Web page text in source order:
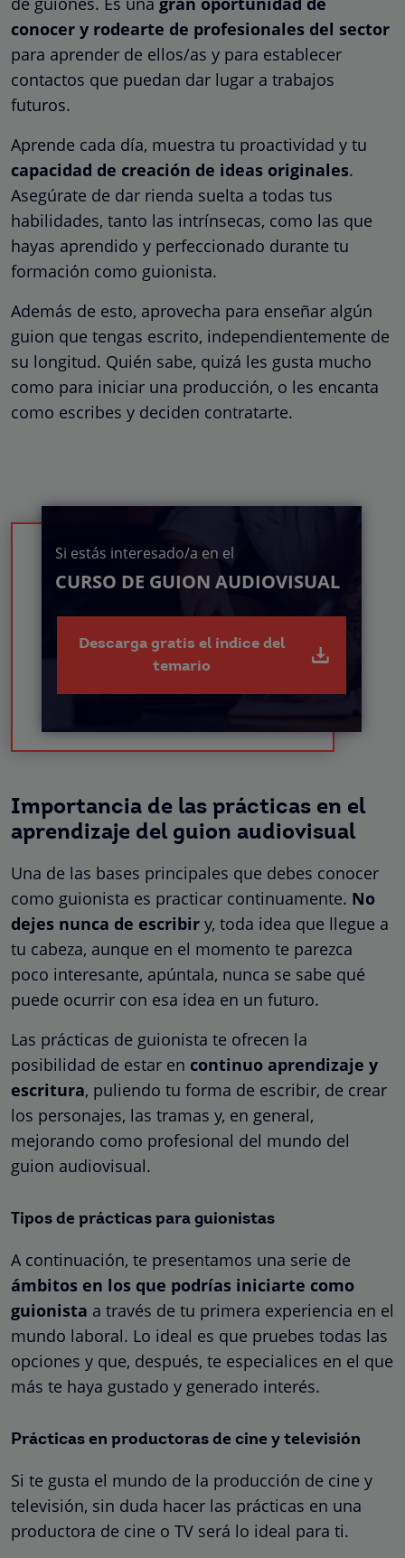
conocer y rodearte de profesionales del sector
para aprender de ellos/as y para establecer
contactos que puedan dar lugar a trabajos
futuros.
Aprende cada día, muestra tu proactividad y tu
capacidad de creación de ideas originales.
Asegúrate de dar rienda suelta a todas tus
habilidades, tanto las intrínsecas, como las que
hayas aprendido y perfeccionado durante tu
formación como guionista.
Además de esto, aprovecha para enseñar algún
guion que tengas escrito, independientemente de
su longitud. Quién sabe, quizá les gusta mucho
como para iniciar una producción, o les encanta
como escribes y deciden contratarte.
Si estás interesado/a en el
CURSO DE GUION AUDIOVISUAL
Descarga gratis el índice del
temario
Importancia de las prácticas en el
aprendizaje del guion audiovisual
Una de las bases principales que debes conocer
como guionista es practicar continuamente. No
dejes nunca de escribir y, toda idea que llegue a
tu cabeza, aunque en el momento te parezca
poco interesante, apúntala, nunca se sabe qué
puede ocurrir con esa idea en un futuro.
Las prácticas de guionista te ofrecen la
posibilidad de estar en continuo aprendizaje y
escritura, puliendo tu forma de escribir, de crear
los personajes, las tramas y, en general,
mejorando como profesional del mundo del
guion audiovisual.
Tipos de prácticas para guionistas
A continuación, te presentamos una serie de
ámbitos en los que podrías iniciarte como
guionista a través de tu primera experiencia en el
mundo laboral. Lo ideal es que pruebes todas las
opciones y que, después, te especialices en el que
más te haya gustado y generado interés.
Prácticas en productoras de cine y televisión
Si te gusta el mundo de la producción de cine y
televisión, sin duda hacer las prácticas en una
productora de cine o TV será lo ideal para ti.